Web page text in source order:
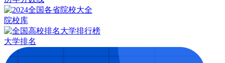
院校库
大学排名